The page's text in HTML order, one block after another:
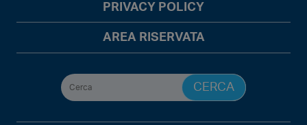
PRIVACY POLICY
AREA RISERVATA